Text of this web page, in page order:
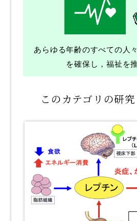
5．ジェンダー平等を実現しよ
8．働きがいも経済成長も
9．産業と技術革新の基盤をつ
11．住み続けられるまちづくり
12．つくる責任 つかう責任
13．気候変動に具体的な対策を
14．海の豊かさを守ろう
あらゆる年齢のすべての人
を確保し，福祉を
このカテゴリの研